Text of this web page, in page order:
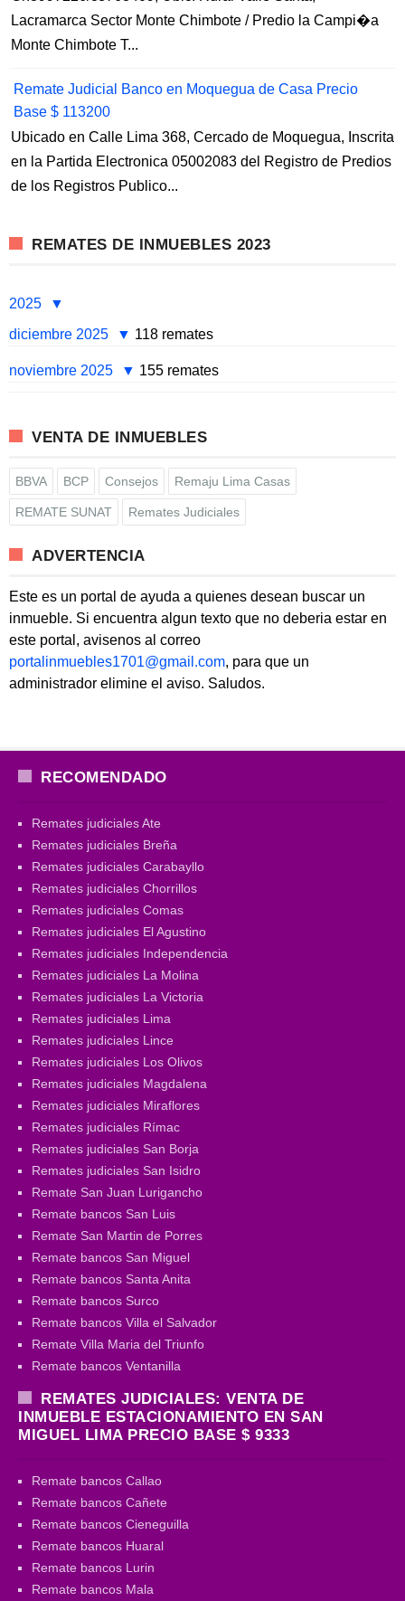
Lacramarca Sector Monte Chimbote / Predio la Campi�a
Monte Chimbote T...
Remate Judicial Banco en Moquegua de Casa Precio
Base $ 113200
Ubicado en Calle Lima 368, Cercado de Moquegua, Inscrita
en la Partida Electronica 05002083 del Registro de Predios
de los Registros Publico...
REMATES DE INMUEBLES 2023
2025
diciembre 2025
118 remates
noviembre 2025 155 remates
VENTA DE INMUEBLES
BBVA BCP Consejos Remaju Lima Casas
REMATE SUNAT Remates Judiciales
ADVERTENCIA
Este es un portal de ayuda a quienes desean buscar un
inmueble. Si encuentra algun texto que no deberia estar en
este portal, avisenos al correo
portalinmuebles1701@gmail.com, para que un
administrador elimine el aviso. Saludos.
RECOMENDADO
Remates judiciales Ate
Remates judiciales Breña
Remates judiciales Carabayllo
Remates judiciales Chorrillos
Remates judiciales Comas
Remates judiciales El Agustino
Remates judiciales Independencia
Remates judiciales La Molina
Remates judiciales La Victoria
Remates judiciales Lima
Remates judiciales Lince
Remates judiciales Los Olivos
Remates judiciales Magdalena
Remates judiciales Miraflores
Remates judiciales Rímac
Remates judiciales San Borja
Remates judiciales San Isidro
Remate San Juan Lurigancho
Remate bancos San Luis
Remate San Martin de Porres
Remate bancos San Miguel
Remate bancos Santa Anita
Remate bancos Surco
Remate bancos Villa el Salvador
Remate Villa Maria del Triunfo
Remate bancos Ventanilla
REMATES JUDICIALES: VENTA DE
INMUEBLE ESTACIONAMIENTO EN SAN
MIGUEL LIMA PRECIO BASE $ 9333
Remate bancos Callao
Remate bancos Cañete
Remate bancos Cieneguilla
Remate bancos Huaral
Remate bancos Lurin
Remate bancos Mala